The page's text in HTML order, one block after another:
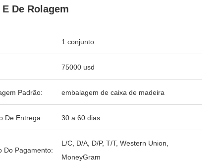
E De Rolagem
1 conjunto
75000 usd
Padrão: embalagem de caixa de madeira
De Entrega: 30 a 60 dias
Do Pagamento:
L/C, D/A, D/P, T/T, Western Union,
MoneyGram